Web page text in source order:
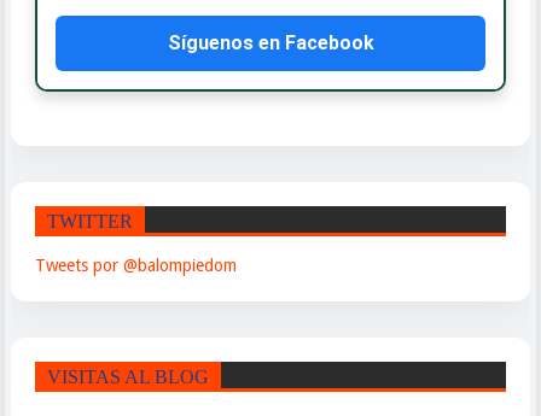
Síguenos en Facebook
TWITTER
Tweets por @balompiedom
VISITAS AL BLOG